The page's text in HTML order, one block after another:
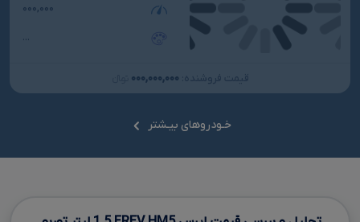
۰۰۰,۰۰۰
...
قیمت فروشنده: ۰۰۰,۰۰۰,۰۰۰
خـودروهای بیـشتر